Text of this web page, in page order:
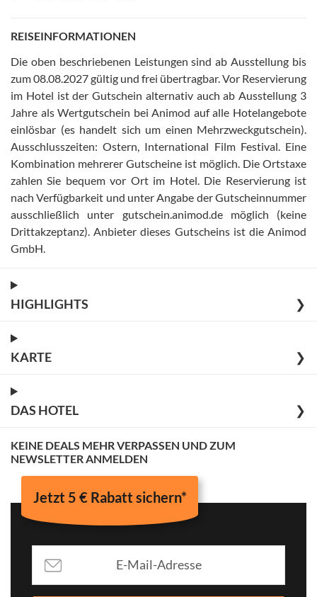
REISEINFORMATIONEN
Die oben beschriebenen Leistungen sind ab Ausstellung bis
zum 08.08.2027 gültig und frei übertragbar. Vor Reservierung
im Hotel ist der Gutschein alternativ auch ab Ausstellung 3
Jahre als Wertgutschein bei Animod auf alle Hotelangebote
einlösbar (es handelt sich um einen Mehrzweckgutschein)
Ausschlusszeiten: Ostern, International Film Festival
Eine
Kombination mehrerer Gutscheine ist möglich Die Ortstaxe
zahlen Sie bequem vor Ort im Hotel Die Reservierung ist
nach Verfügbarkeit und unter Angabe der Gutscheinnummer
ausschließlich unter gutschein.animod.de möglich (keine
Drittakzeptanz) Anbieter dieses Gutscheins ist die Animod
GmbH
HIGHLIGHTS ❯
KARTE ❯
DAS HOTEL ❯
KEINE DEALS MEHR VERPASSEN UND ZUM
NEWSLETTER ANMELDEN
Jetzt 5 € Rabatt sichern*